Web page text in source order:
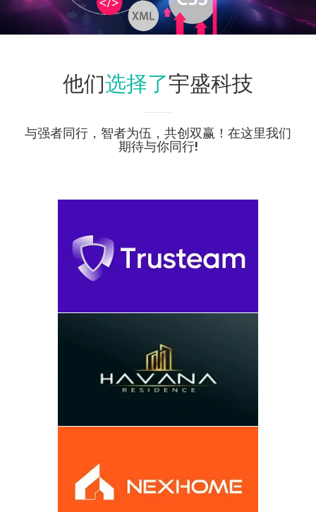
他们选择了宇盛科技
与强者同行，智者为伍，共创双赢！在这里我们
期待与你同行!